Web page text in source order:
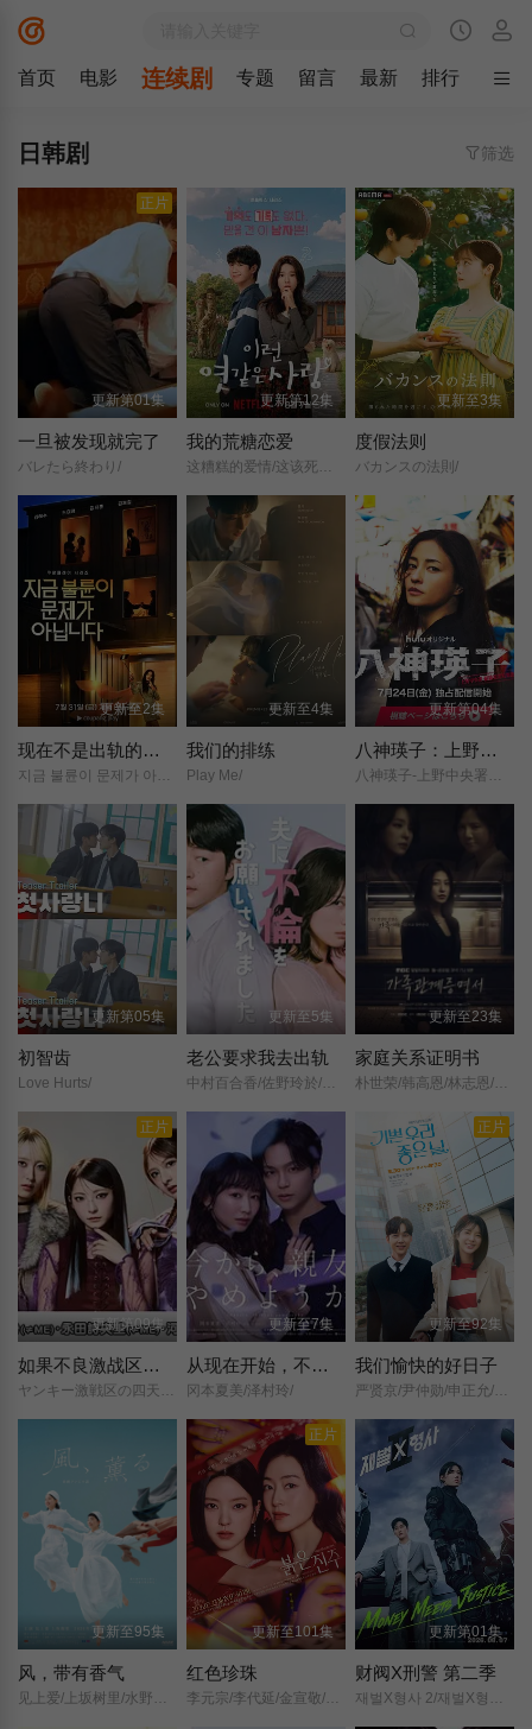
首页 电影 连续剧 专题 留言 最新 排行
日韩剧 筛选
正片
更新第01集
一旦被发现就完了
バレたら終わり/
更新第12集
我的荒糖恋爱
这糟糕的爱情/这该死的爱情/
更新至3集
度假法则
バカンスの法則/
更新至2集
现在不是出轨的问题
更新至4集
我们的排练
Play Me/
更新第04集
八神瑛子：上野中央署组织犯罪对策课
更新第05集
初智齿
Love Hurts/
更新至5集
老公要求我去出轨
中村百合香/佐野玲於/山野海/叶山奖之/滨津隆之/桥本美敦子/横野堇/
更新至23集
家庭关系证明书
朴世荣/韩高恩/林志恩/成伊言/
正片
更新第09集
如果不良激战区的四天王转生成了偶像团体
ヤンキー激戦区の四天王がアイドルグループに転生したら？/(2026)/
更新至7集
从现在开始，不做朋友了吧。
冈本夏美/泽村玲/
正片
更新至92集
我们愉快的好日子
严贤京/尹仲勋/申正允/尹多英/金惠玉/鲜于在德/尹多勋/文喜京/李商淑/郑孝彬/李家豪/郑永琡/
更新至95集
风，带有香气
见上爱/上坂树里/水野美纪/早坂美海/小林隆/小林虎之介/津崎史郎/岩瀬顕子/三浦贵大/根岸季衣/大岛美幸/义达祐未/たくや/原田泰造/北村一辉/佐野晶哉/藤原季节/林裕太/坂东弥十郎/内田慈/小倉史也/片冈鹤太郎/松金米子/广冈由里子/春海四方/多部未华子/高岛政宏/二田絢乃/中田青渚/井上向日葵/丸山礼/研直子/生田绘梨花/菊池亚希子/中井友望/木越明/原嶋凛/玄理/伊势志摩/古川雄大/坂口涼太郎/平野生成/森田甘路/猫背椿/饭尾和树/若林时英/村上穂乃佳/东野绚香/大河原次郎/野添义弘/筒井道隆/仲/
正片
更新至101集
红色珍珠
李元宗/李代延/金宣敬/李甫姫/朴真熙/韩振熙/李应敬/金惠仙/이정용/채빈/
更新第01集
财阀X刑警 第二季
재벌X형사 2/재벌X형사2/财阀X刑警/2/财阀X刑警2/Flex x Cop2/纨绔子弟(韩国版)/